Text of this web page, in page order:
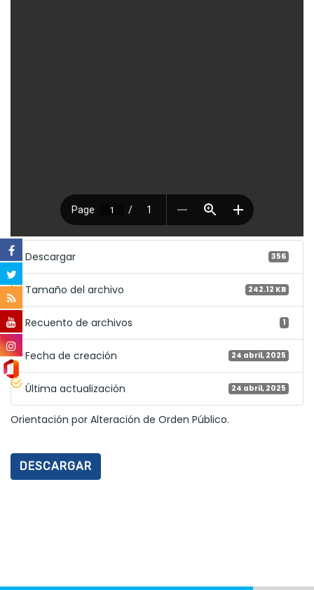
Descargar 356
Tamaño del archivo 242.12 KB
Recuento de archivos 1
Fecha de creación 24 abril, 2025
Última actualización 24 abril, 2025
Orientación por Alteración de Orden Público.
DESCARGAR